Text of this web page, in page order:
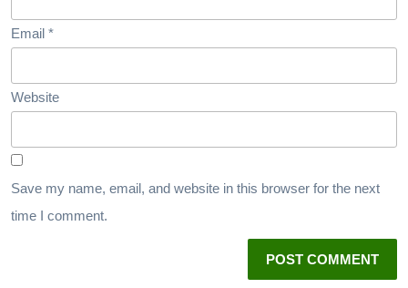
Email *
Website
Save my name, email, and website in this browser for the next
time I comment.